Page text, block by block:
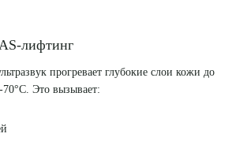
лифтинг
прогревает глубокие слои кожи до
Это вызывает: